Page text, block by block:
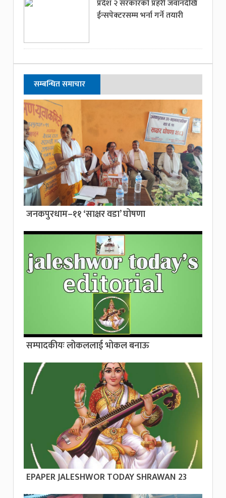
प्रदेश २ सरकारको प्रहरी जवानदेखि
ईन्सपेक्टरसम्म भर्ना गर्ने तयारी
सम्बन्धित समाचार
जनकपुरधाम–११ ‘साक्षर वडा’ घोषणा
सम्पादकीयः लोकललाई भोकल बनाऊ
EPAPER JALESHWOR TODAY SHRAWAN 23